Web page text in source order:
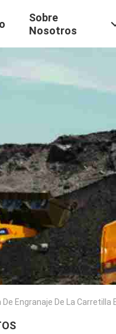
Sobre
Nosotros
De Engranaje De La Carretilla